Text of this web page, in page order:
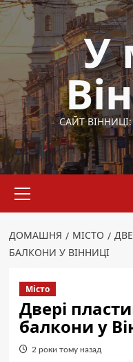
Перейти
до
вмісту
У
САЙТ
меню
ДОМАШНЯ МІСТО
БАЛКОНИ У ВІННИЦІ
Місто
Двері
балкони у
2 роки тому назад